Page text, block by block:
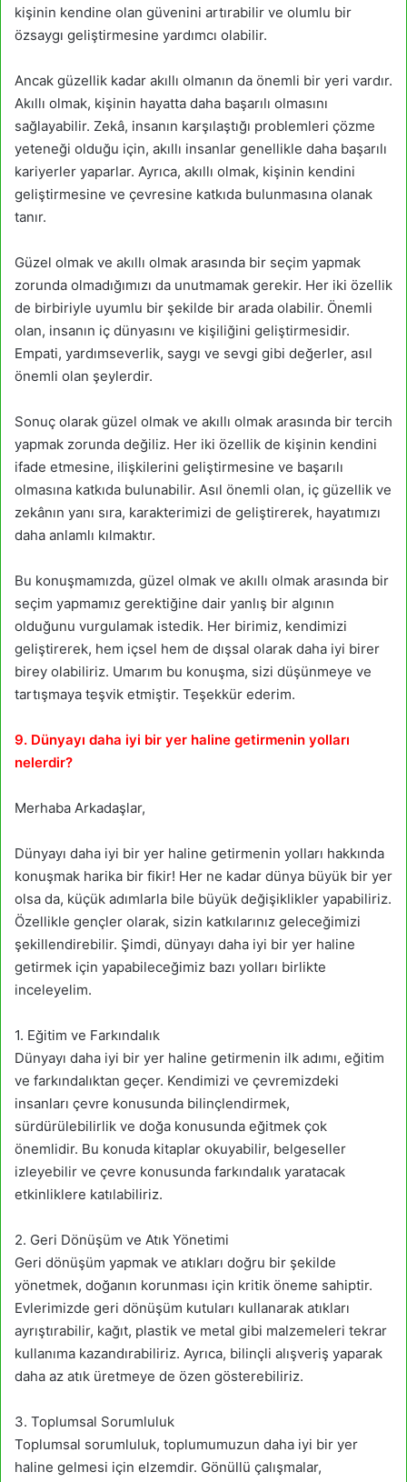
kişinin kendine olan güvenini artırabilir ve olumlu bir
özsaygı geliştirmesine yardımcı olabilir.
Ancak güzellik kadar akıllı olmanın da önemli bir yeri vardır.
Akıllı olmak, kişinin hayatta daha başarılı olmasını
sağlayabilir. Zekâ, insanın karşılaştığı problemleri çözme
yeteneği olduğu için, akıllı insanlar genellikle daha başarılı
kariyerler yaparlar. Ayrıca, akıllı olmak, kişinin kendini
geliştirmesine ve çevresine katkıda bulunmasına olanak
tanır.
Güzel olmak ve akıllı olmak arasında bir seçim yapmak
zorunda olmadığımızı da unutmamak gerekir. Her iki özellik
de birbiriyle uyumlu bir şekilde bir arada olabilir. Önemli
olan, insanın iç dünyasını ve kişiliğini geliştirmesidir.
Empati, yardımseverlik, saygı ve sevgi gibi değerler, asıl
önemli olan şeylerdir.
Sonuç olarak güzel olmak ve akıllı olmak arasında bir tercih
yapmak zorunda değiliz. Her iki özellik de kişinin kendini
ifade etmesine, ilişkilerini geliştirmesine ve başarılı
olmasına katkıda bulunabilir. Asıl önemli olan, iç güzellik ve
zekânın yanı sıra, karakterimizi de geliştirerek, hayatımızı
daha anlamlı kılmaktır.
Bu konuşmamızda, güzel olmak ve akıllı olmak arasında bir
seçim yapmamız gerektiğine dair yanlış bir algının
olduğunu vurgulamak istedik. Her birimiz, kendimizi
geliştirerek, hem içsel hem de dışsal olarak daha iyi birer
birey olabiliriz. Umarım bu konuşma, sizi düşünmeye ve
tartışmaya teşvik etmiştir. Teşekkür ederim.
9. Dünyayı daha iyi bir yer haline getirmenin yolları
nelerdir?
Merhaba Arkadaşlar,
Dünyayı daha iyi bir yer haline getirmenin yolları hakkında
konuşmak harika bir fikir! Her ne kadar dünya büyük bir yer
olsa da, küçük adımlarla bile büyük değişiklikler yapabiliriz.
Özellikle gençler olarak, sizin katkılarınız geleceğimizi
şekillendirebilir. Şimdi, dünyayı daha iyi bir yer haline
getirmek için yapabileceğimiz bazı yolları birlikte
inceleyelim.
1. Eğitim ve Farkındalık
Dünyayı daha iyi bir yer haline getirmenin ilk adımı, eğitim
ve farkındalıktan geçer. Kendimizi ve çevremizdeki
insanları çevre konusunda bilinçlendirmek,
sürdürülebilirlik ve doğa konusunda eğitmek çok
önemlidir. Bu konuda kitaplar okuyabilir, belgeseller
izleyebilir ve çevre konusunda farkındalık yaratacak
etkinliklere katılabiliriz.
2. Geri Dönüşüm ve Atık Yönetimi
Geri dönüşüm yapmak ve atıkları doğru bir şekilde
yönetmek, doğanın korunması için kritik öneme sahiptir.
Evlerimizde geri dönüşüm kutuları kullanarak atıkları
ayrıştırabilir, kağıt, plastik ve metal gibi malzemeleri tekrar
kullanıma kazandırabiliriz. Ayrıca, bilinçli alışveriş yaparak
daha az atık üretmeye de özen gösterebiliriz.
3. Toplumsal Sorumluluk
Toplumsal sorumluluk, toplumumuzun daha iyi bir yer
haline gelmesi için elzemdir. Gönüllü çalışmalar,